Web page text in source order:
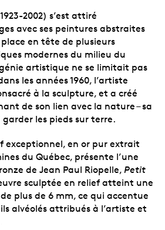
2002) s’est attiré
avec ses peintures abstraites
en tête de plusieurs
modernes du milieu du
génie artistique ne se limitait pas
les années 1960, l’artiste
à la sculpture, et a créé
de son lien avec la nature – sa
garder les pieds sur terre.
exceptionnel, en or pur extrait
du Québec, présente l’une
de Jean Paul Riopelle, Petit
sculptée en relief atteint une
plus de 6 mm, ce qui accentue
alvéolés attribués à l’artiste et